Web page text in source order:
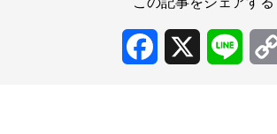
Facebook Line